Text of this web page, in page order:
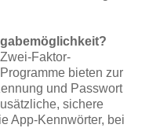
Faktor-
bieten zur
und Passwort
sichere
App-Kennwörter, bei